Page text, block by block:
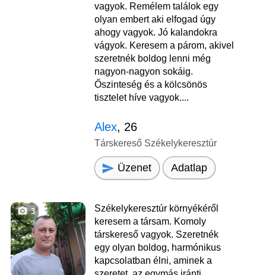
vagyok. Remélem találok egy
olyan embert aki elfogad úgy
ahogy vagyok. Jó kalandokra
vágyok. Keresem a párom, akivel
szeretnék boldog lenni még
nagyon-nagyon sokáig.
Őszinteség és a kölcsönös
tisztelet híve vagyok....
Alex, 26
Társkereső Székelykeresztúr
Üzenet Adatlap
3
Székelykeresztúr környékéről
keresem a társam. Komoly
társkereső vagyok. Szeretnék
egy olyan boldog, harmónikus
kapcsolatban élni, aminek a